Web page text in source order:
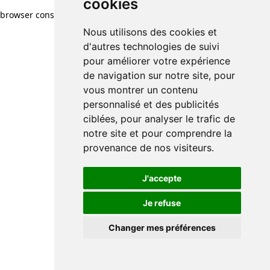
cookies
Nous utilisons des cookies et
d'autres technologies de suivi
pour améliorer votre expérience
de navigation sur notre site, pour
vous montrer un contenu
personnalisé et des publicités
ciblées, pour analyser le trafic de
notre site et pour comprendre la
provenance de nos visiteurs.
J'accepte
Je refuse
Changer mes préférences
browser console for more information)